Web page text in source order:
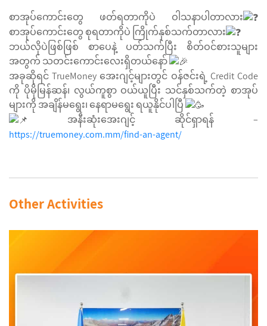
စာအုပ်ကောင်းတွေ ဖတ်ရတာကိုပဲ ဝါသနာပါတာလား
စာအုပ်ကောင်းတွေ စုရတာကိုပဲ ကြိုက်နှစ်သက်တာလား
ဘယ်လိုပဲဖြစ်ဖြစ် စာပေနဲ့ ပတ်သက်ပြီး စိတ်ဝင်စားသူများ
အတွက် သတင်းကောင်းလေးရှိတယ်နော်
အခုဆိုရင် TrueMoney အေးဂျင့်များတွင် ဝန်ဇင်းရဲ့ Credit Code
ကို ပိုမိုမြန်ဆန်၊ လွယ်ကူစွာ ဝယ်ယူပြီး သင်နှစ်သက်တဲ့ စာအုပ်
များကို အချိန်မရွေး၊ နေရာမရွေး ရယူနိုင်ပါပြီ
အနီးဆုံးအေးဂျင့် ဆိုင်ရှာရန် –
https://truemoney.com.mm/find-an-agent/
Other Activities